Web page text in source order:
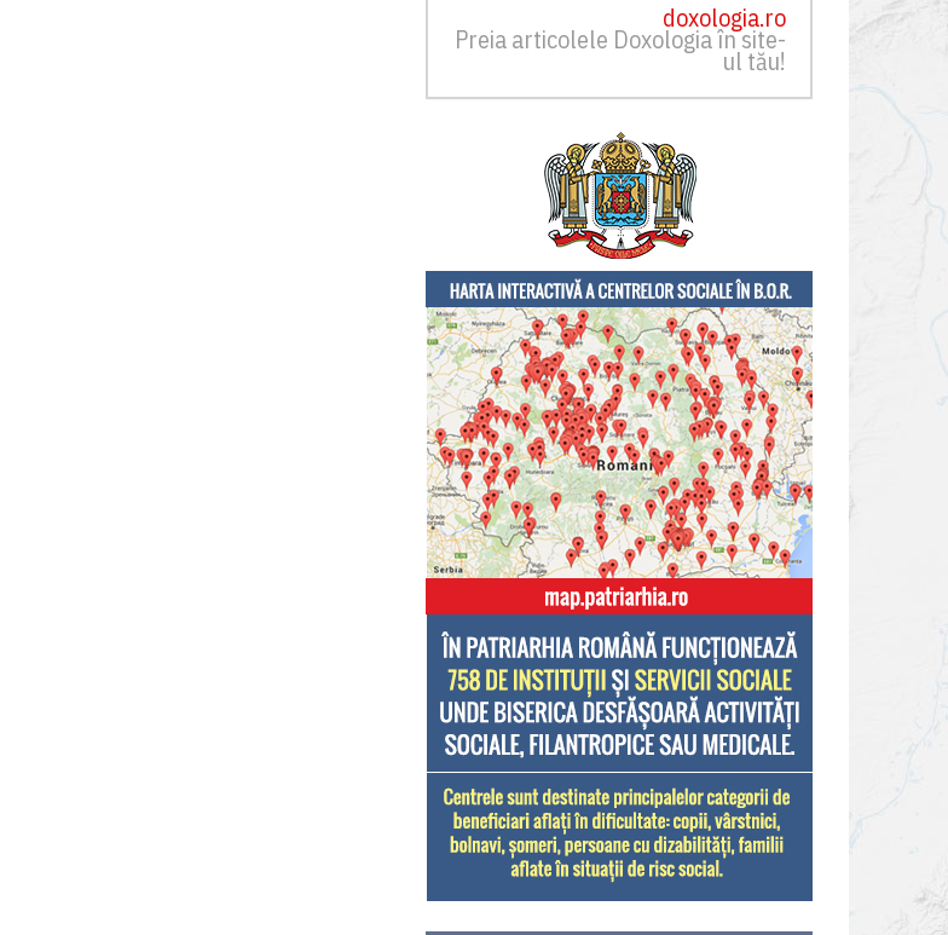
doxologia.ro
Preia articolele Doxologia în site-
ul tău!